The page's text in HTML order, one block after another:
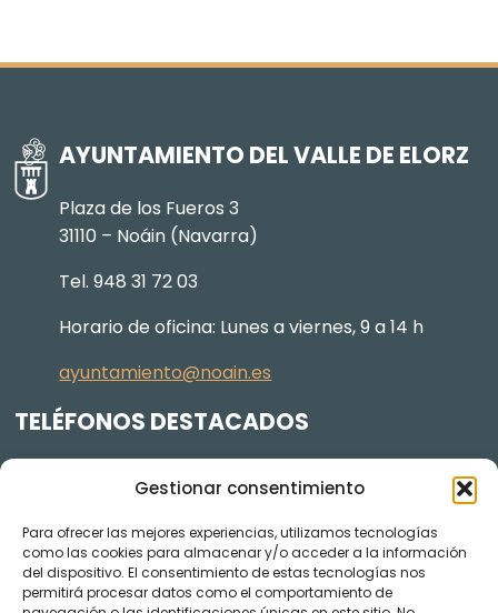
Gestionar consentimiento
Para ofrecer las mejores experiencias, utilizamos tecnologías
como las cookies para almacenar y/o acceder a la información
del dispositivo. El consentimiento de estas tecnologías nos
permitirá procesar datos como el comportamiento de
AYUNTAMIENTO DEL VALLE DE ELORZ
Plaza de los Fueros 3
31110 – Noáin (Navarra)
Tel. 948 31 72 03
Horario de oficina: Lunes a viernes, 9 a 14 h
ayuntamiento@noain.es
TELÉFONOS DESTACADOS
605 834 045
948 368 156
Jardinería y Agenda Local 2030
948 074 848
TRANSPARENCIA